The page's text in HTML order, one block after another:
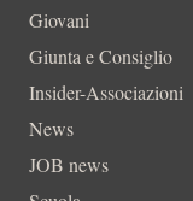
Giovani
Giunta e Consiglio
Insider-Associazioni
News
JOB news